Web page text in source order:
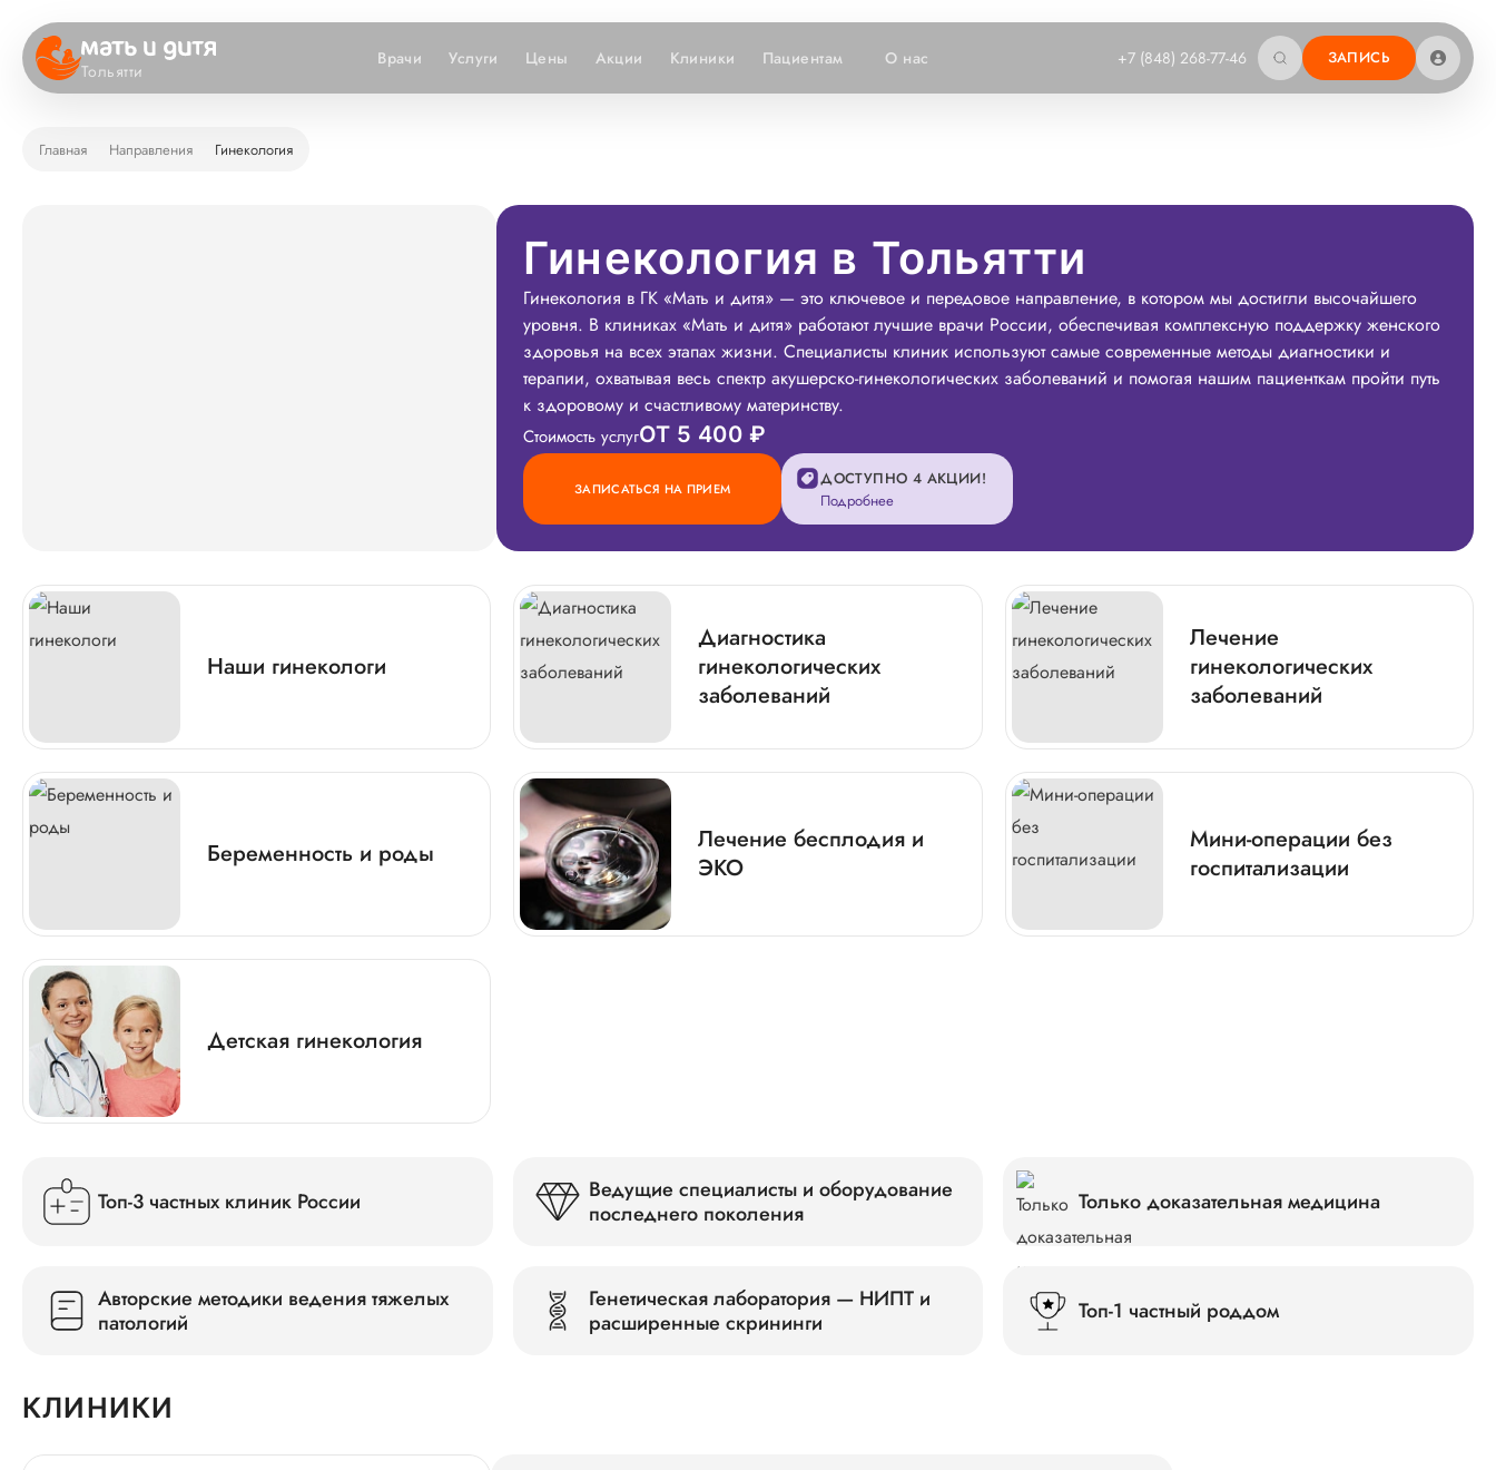
Тольятти
Врачи Услуги Цены Акции Клиники Пациентам О нас +7 (848) 268-77-46 ЗАПИСЬ
Главная Направления Гинекология
Гинекология в Тольятти
Гинекология в ГК «Мать и дитя» — это ключевое и передовое направление, в котором мы достигли высочайшего
уровня. В клиниках «Мать и дитя» работают лучшие врачи России, обеспечивая комплексную поддержку женского
здоровья на всех этапах жизни. Специалисты клиник используют самые современные методы диагностики и
терапии, охватывая весь спектр акушерско-гинекологических заболеваний и помогая нашим пациенткам пройти путь
к здоровому и счастливому материнству.
Стоимость услугОТ 5 400 ₽
ЗАПИСАТЬСЯ НА ПРИЕМ
ДОСТУПНО 4 АКЦИИ!
Подробнее
Наши гинекологи
Диагностика
гинекологических
заболеваний
Лечение
гинекологических
заболеваний
Беременность и роды
Лечение бесплодия и
ЭКО
Мини-операции без
госпитализации
Детская гинекология
Топ-3 частных клиник России
Ведущие специалисты и оборудование
последнего поколения
Только доказательная медицина
Авторские методики ведения тяжелых
патологий
Генетическая лаборатория — НИПТ и
расширенные скрининги
Топ-1 частный роддом
КЛИНИКИ